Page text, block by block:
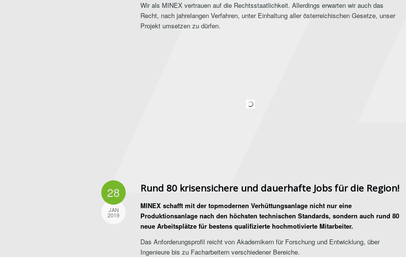
Wir als MINEX vertrauen auf die Rechtsstaatlichkeit. Allerdings erwarten wir auch das
Recht, nach jahrelangen Verfahren, unter Einhaltung aller österreichischen Gesetze, unser
Projekt umsetzen zu dürfen.
28
JAN
2019
Rund 80 krisensichere und dauerhafte Jobs für die Region!
MINEX schafft mit der topmodernen Verhüttungsanlage nicht nur eine
Produktionsanlage nach den höchsten technischen Standards, sondern auch rund 80
neue Arbeitsplätze für bestens qualifizierte hochmotivierte Mitarbeiter.
Das Anforderungsprofil reicht von Akademikern für Forschung und Entwicklung, über
Ingenieure bis zu Facharbeitern verschiedener Bereiche.